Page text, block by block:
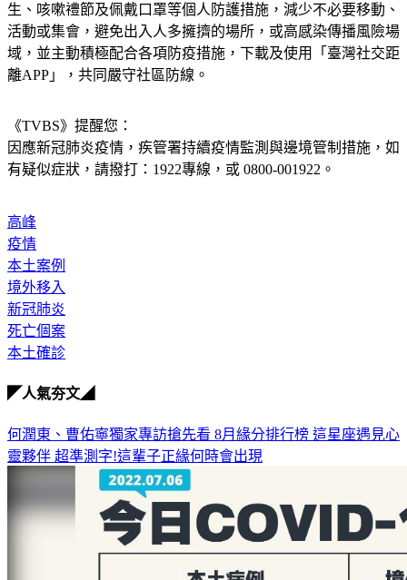
生、咳嗽禮節及佩戴口罩等個人防護措施，減少不必要移動、
活動或集會，避免出入人多擁擠的場所，或高感染傳播風險場
域，並主動積極配合各項防疫措施，下載及使用「臺灣社交距
離APP」，共同嚴守社區防線。
《TVBS》提醒您：
因應新冠肺炎疫情，疾管署持續疫情監測與邊境管制措施， 如
有疑似症狀，請撥打：1922專線，或 0800-001922。
高峰
疫情
本土案例
境外移入
新冠肺炎
死亡個案
本土確診
◤人氣夯文◢
何潤東、曹佑寧獨家專訪搶先看 8月緣分排行榜 這星座遇見心
靈夥伴 超準測字!這輩子正緣何時會出現